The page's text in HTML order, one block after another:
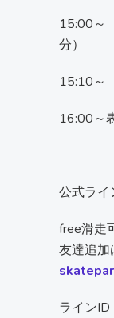
15:00～
分）
15:10～
16:00～
公式ライ
free滑走
友達追
ラインID